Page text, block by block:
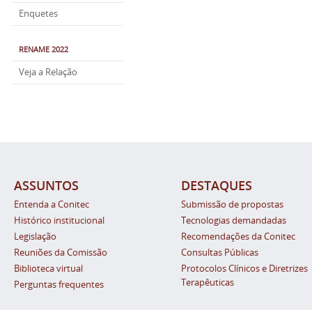
Enquetes
RENAME 2022
Veja a Relação
ASSUNTOS
Entenda a Conitec
Histórico institucional
Legislação
Reuniões da Comissão
Biblioteca virtual
Perguntas frequentes
DESTAQUES
Submissão de propostas
Tecnologias demandadas
Recomendações da Conitec
Consultas Públicas
Protocolos Clínicos e Diretrizes
Terapêuticas